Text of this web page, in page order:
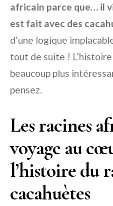
africain parce que… il
est fait avec des
d’une logique
tout de suite !
beaucoup plus
pensez.
Les racines
voyage au
l’histoire du
cacahuètes